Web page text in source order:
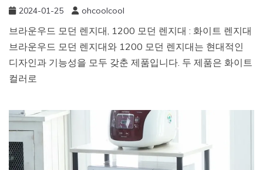
2024-01-25 ohcoolcool
브라운우드 모던 렌지대, 1200 모던 렌지대 : 화이트 렌지대
브라운우드 모던 렌지대와 1200 모던 렌지대는 현대적인
디자인과 기능성을 모두 갖춘 제품입니다. 두 제품은 화이트
컬러로